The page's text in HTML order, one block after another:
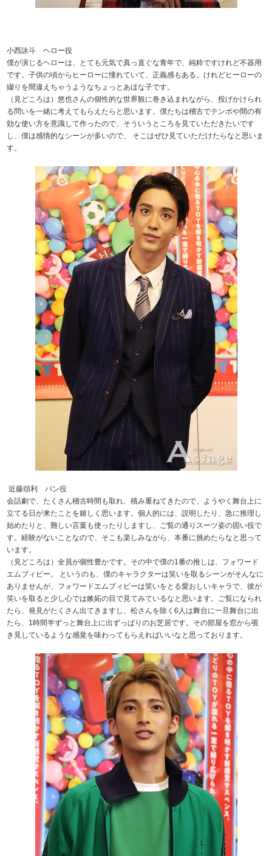
小西詠斗 ヘロー役
僕が演じるヘローは、とても元気で真っ直ぐな青年で、純粋ですけれど不器用
です。子供の頃からヒーローに憧れていて、正義感もある。けれどヒーローの
綴りを間違えちゃうようなちょっとあほな子です。
（見どころは）悠也さんの個性的な世界観に巻き込まれながら、投げかけられ
る問いを一緒に考えてもらえたらと思います。僕たちは稽古でテンポや間の有
効な使い方を意識して作ったので、そういうところを見ていただきたいです
し、僕は感情的なシーンが多いので、 そこはぜひ見ていただけたらなと思いま
す。
近藤頌利 バン役
会話劇で、たくさん稽古時間も取れ、積み重ねてきたので、ようやく舞台上に
立てる日が来たことを嬉しく思います。個人的には、説明したり、急に推理し
始めたりと、難しい言葉も使ったりしますし、ご覧の通りスーツ姿の固い役で
す。経験がないことなので、そこも楽しみながら、本番に挑めたらなと思って
います。
（見どころは）全員が個性豊かです。その中で僕の1番の推しは、フォワード
エムブィピー。 というのも、僕のキャラクターは笑いを取るシーンがそんなに
ありませんが、フォワードエムブィピーは笑いをとる愛おしいキャラで、彼が
笑いを取ると少し心では嫉妬の目で見てみているなと思います。ご覧になられ
たら、発見がたくさん出てきますし、松さんを除く6人は舞台に一旦舞台に出
たら、1時間半ずっと舞台上に出ずっぱりのお芝居です。その部屋を窓から覗
き見しているような感覚を味わってもらえればいいなと思っております。